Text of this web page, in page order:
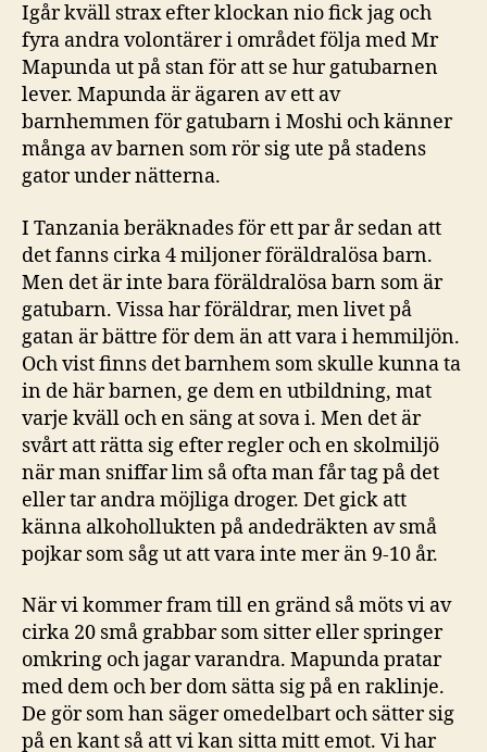
Igår kväll strax efter klockan nio fick jag och
fyra andra volontärer i området följa med Mr
Mapunda ut på stan för att se hur gatubarnen
lever. Mapunda är ägaren av ett av
barnhemmen för gatubarn i Moshi och känner
många av barnen som rör sig ute på stadens
gator under nätterna.
I Tanzania beräknades för ett par år sedan att
det fanns cirka 4 miljoner föräldralösa barn.
Men det är inte bara föräldralösa barn som är
gatubarn. Vissa har föräldrar, men livet på
gatan är bättre för dem än att vara i hemmiljön.
Och vist finns det barnhem som skulle kunna ta
in de här barnen, ge dem en utbildning, mat
varje kväll och en säng at sova i. Men det är
svårt att rätta sig efter regler och en skolmiljö
när man sniffar lim så ofta man får tag på det
eller tar andra möjliga droger. Det gick att
känna alkohollukten på andedräkten av små
pojkar som såg ut att vara inte mer än 9-10 år.
När vi kommer fram till en gränd så möts vi av
cirka 20 små grabbar som sitter eller springer
omkring och jagar varandra. Mapunda pratar
med dem och ber dom sätta sig på en raklinje.
De gör som han säger omedelbart och sätter sig
på en kant så att vi kan sitta mitt emot. Vi har